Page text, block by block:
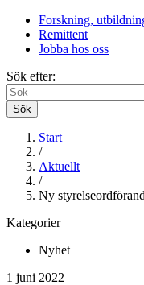
Forskning,
Remittent
Jobba hos oss
Sök efter:
Sök
Start
/
Aktuellt
/
Ny
Kategorier
Nyhet
1 juni 2022